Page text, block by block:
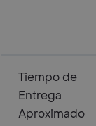
Tiempo de
Entrega
Aproximado